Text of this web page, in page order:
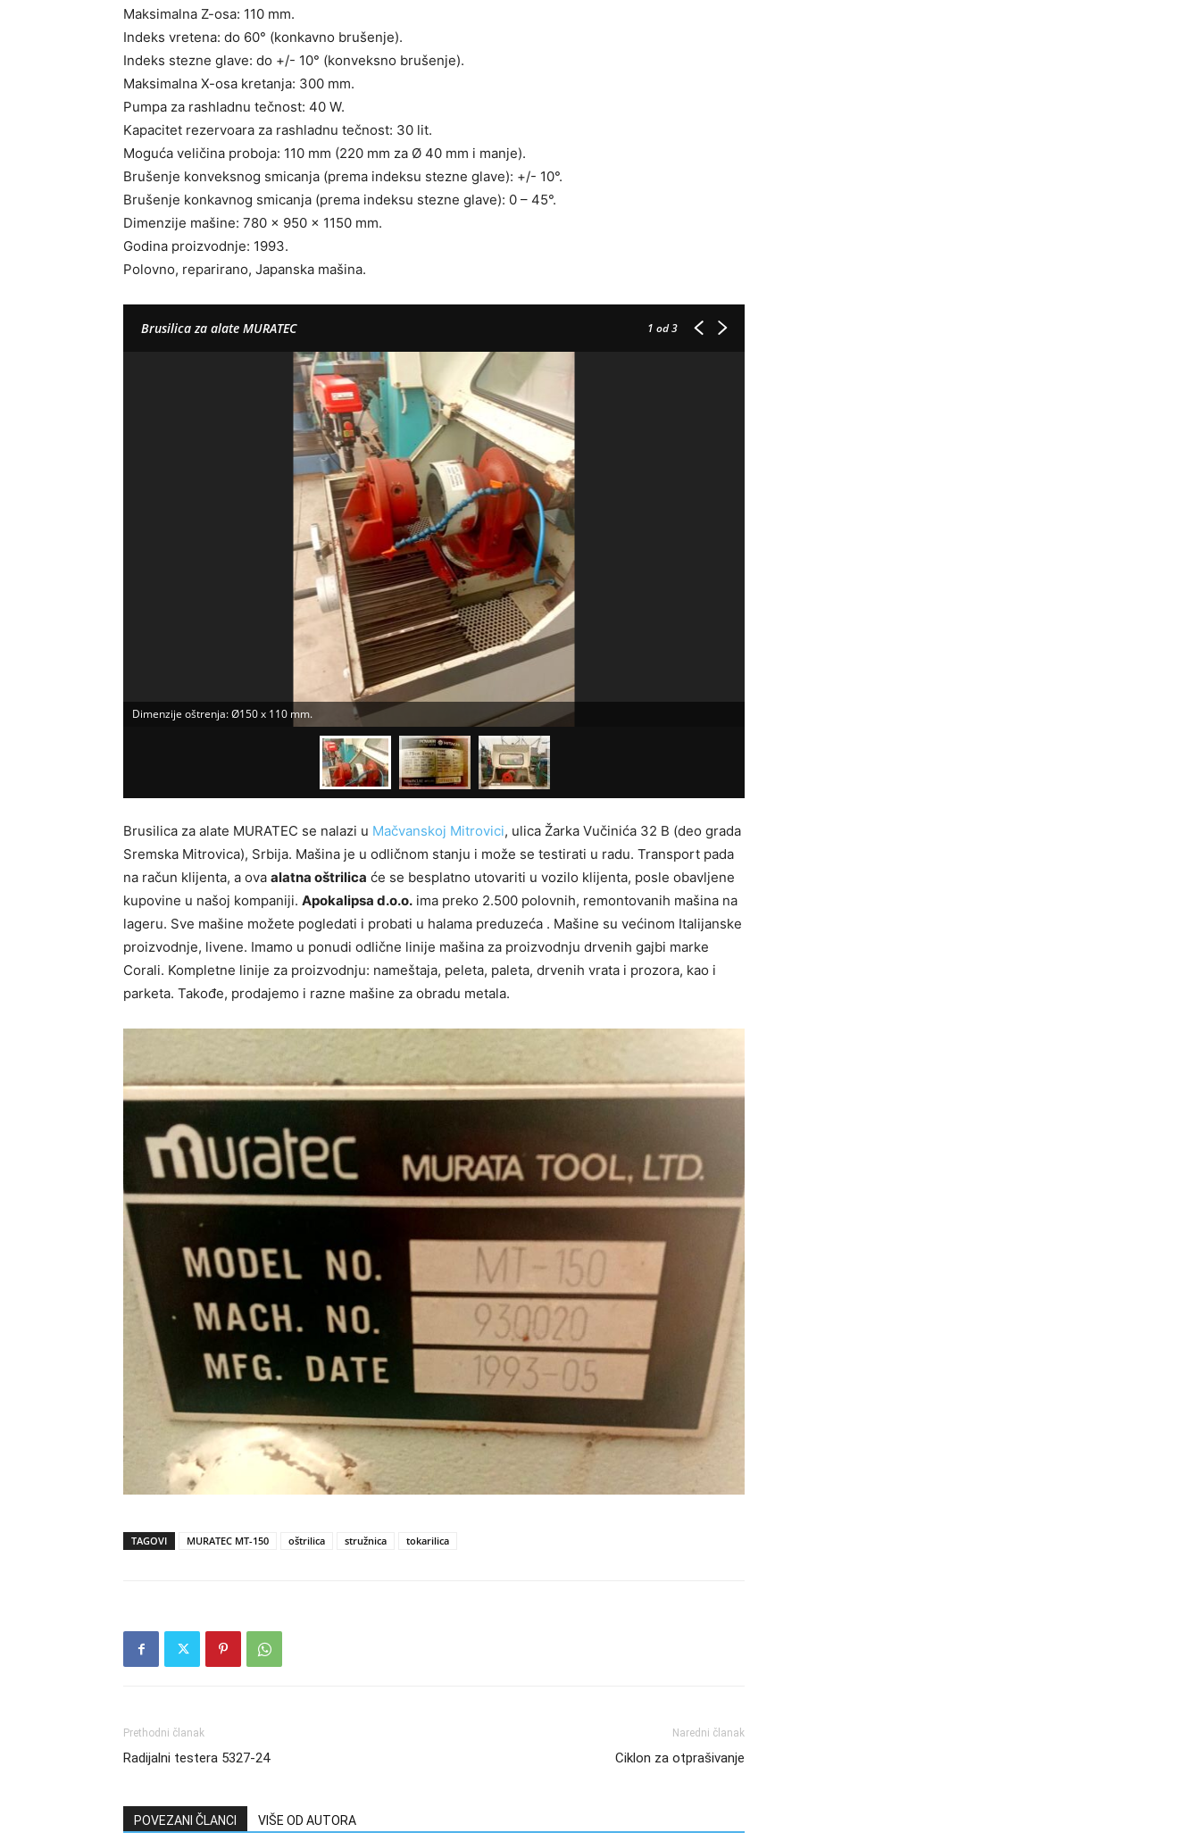
Maksimalna Z-osa: 110 mm.
Indeks vretena: do 60° (konkavno brušenje).
Indeks stezne glave: do +/- 10° (konveksno brušenje).
Maksimalna X-osa kretanja: 300 mm.
Pumpa za rashladnu tečnost: 40 W.
Kapacitet rezervoara za rashladnu tečnost: 30 lit.
Moguća veličina proboja: 110 mm (220 mm za Ø 40 mm i manje).
Brušenje konveksnog smicanja (prema indeksu stezne glave): +/- 10°.
Brušenje konkavnog smicanja (prema indeksu stezne glave): 0 – 45°.
Dimenzije mašine: 780 x 950 x 1150 mm.
Godina proizvodnje: 1993.
Polovno, reparirano, Japanska mašina.
Brusilica za alate MURATEC 1 od 3
Dimenzije oštrenja: Ø150 x 110 mm.
Brusilica za alate MURATEC se nalazi u Mačvanskoj Mitrovici, ulica Žarka Vučinića 32 B (deo grada
Sremska Mitrovica), Srbija. Mašina je u odličnom stanju i može se testirati u radu. Transport pada
na račun klijenta, a ova alatna oštrilica će se besplatno utovariti u vozilo klijenta, posle obavljene
kupovine u našoj kompaniji. Apokalipsa d.o.o. ima preko 2.500 polovnih, remontovanih mašina na
lageru. Sve mašine možete pogledati i probati u halama preduzeća . Mašine su većinom Italijanske
proizvodnje, livene. Imamo u ponudi odlične linije mašina za proizvodnju drvenih gajbi marke
Corali. Kompletne linije za proizvodnju: nameštaja, peleta, paleta, drvenih vrata i prozora, kao i
parketa. Takođe, prodajemo i razne mašine za obradu metala.
TAGOVI MURATEC MT-150 oštrilica stružnica tokarilica
Prethodni članak
Radijalni testera 5327-24
Naredni članak
Ciklon za otprašivanje
POVEZANI ČLANCI VIŠE OD AUTORA